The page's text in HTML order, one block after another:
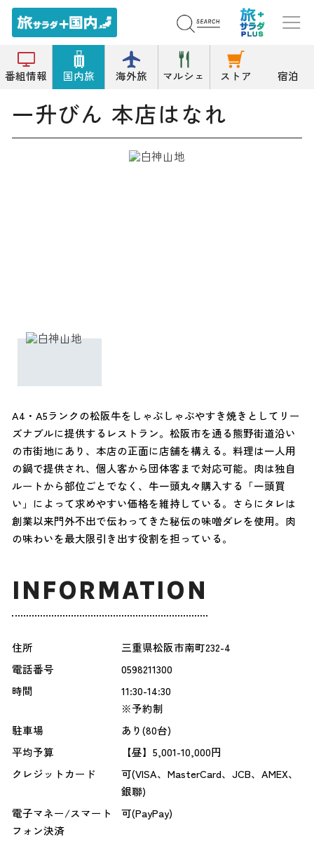
番組情報 国内旅 海外旅 マルシェ ストア 宿泊
トップ すきやき 一升びん 本店はなれ
一升びん 本店はなれ
A4・A5ランクの松阪牛をしゃぶしゃぶやすき焼きとしてリー
ズナブルに提供するレストラン。松阪市を通る熊野街道沿い
の市街地にあり、本店の正面に店舗を構える。料理は一人用
の鍋で提供され、個人客から団体客まで対応可能。肉は独自
ルートから部位ごとでなく、牛一頭丸々購入する「一頭買
い」によって求めやすい価格を維持している。さらにタレは
創業以来門外不出で伝わってきた秘伝の味噌ダレを使用。肉
の味わいを最大限引き出す役割を担っている。
INFORMATION
住所
三重県松阪市南町232-4
電話番号
0598211300
時間
11:30-14:30
※予約制
駐車場
あり(80台)
平均予算
【昼】5,001-10,000円
クレジットカード
可(VISA、MasterCard、JCB、AMEX、
銀聯)
電子マネー/スマート
フォン決済
可(PayPay)